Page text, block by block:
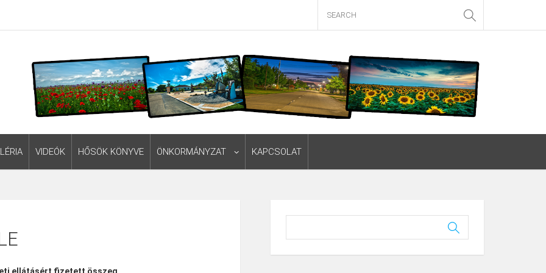
VIDEÓK HŐSÖK KÖNYVE ÖNKORMÁNYZAT KAPCSOLAT